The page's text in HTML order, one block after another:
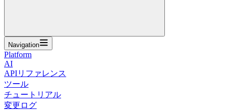
Navigation
Platform
AI
APIリファレンス
ツール
チュートリアル
変更ログ